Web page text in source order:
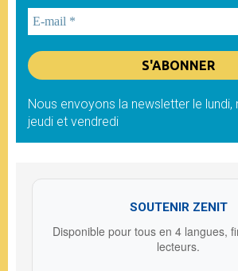
Nous envoyons la newsletter le lundi,
jeudi et vendredi
SOUTENIR ZENIT
Disponible pour tous en 4 langues,
lecteurs.